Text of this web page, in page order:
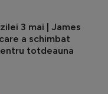
3 mai | James
a schimbat
totdeauna